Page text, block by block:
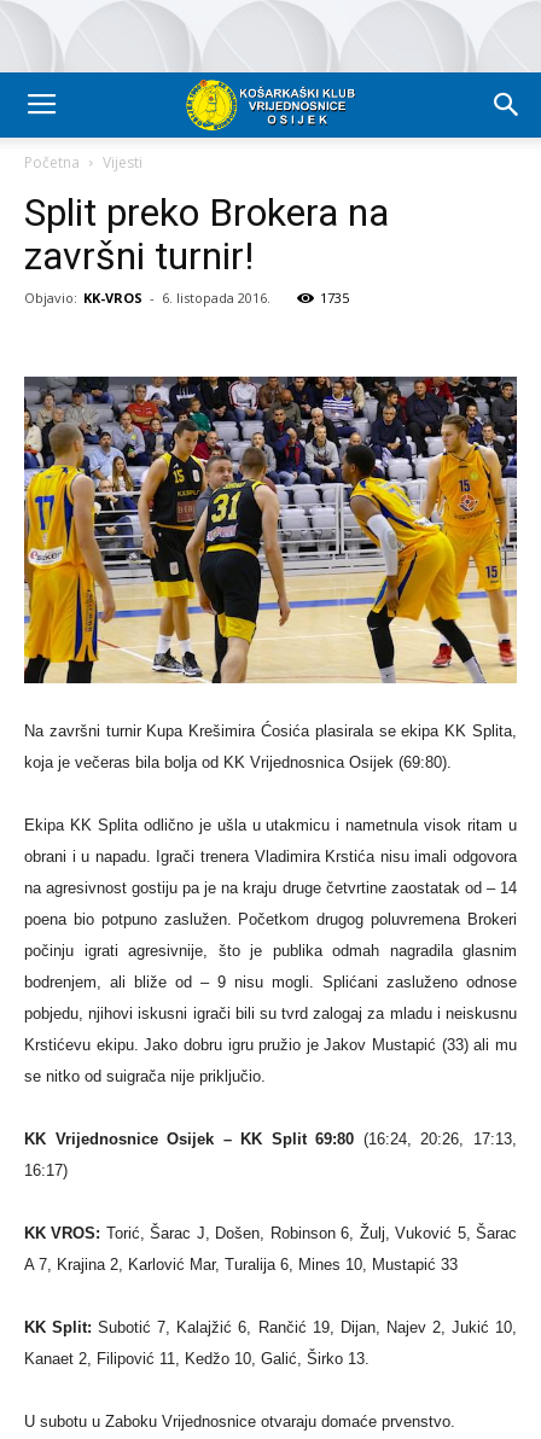
Početna Vijesti
Split preko Brokera na
završni turnir!
Objavio: KK-VROS - 6. listopada 2016. 1735
Na završni turnir Kupa Krešimira Ćosića plasirala se ekipa KK Splita,
koja je večeras bila bolja od KK Vrijednosnica Osijek (69:80).
Ekipa KK Splita odlično je ušla u utakmicu i nametnula visok ritam u
obrani i u napadu. Igrači trenera Vladimira Krstića nisu imali odgovora
na agresivnost gostiju pa je na kraju druge četvrtine zaostatak od – 14
poena bio potpuno zaslužen. Početkom drugog poluvremena Brokeri
počinju igrati agresivnije, što je publika odmah nagradila glasnim
bodrenjem, ali bliže od – 9 nisu mogli. Splićani zasluženo odnose
pobjedu, njihovi iskusni igrači bili su tvrd zalogaj za mladu i neiskusnu
Krstićevu ekipu. Jako dobru igru pružio je Jakov Mustapić (33) ali mu
se nitko od suigrača nije priključio.
KK Vrijednosnice Osijek – KK Split 69:80 (16:24, 20:26, 17:13,
16:17)
KK VROS: Torić, Šarac J, Došen, Robinson 6, Žulj, Vuković 5, Šarac
A 7, Krajina 2, Karlović Mar, Turalija 6, Mines 10, Mustapić 33
KK Split:Subotić 7, Kalajžić 6, Rančić 19, Dijan, Najev 2, Jukić 10,
Kanaet 2, Filipović 11, Kedžo 10, Galić, Širko 13.
U subotu u Zaboku Vrijednosnice otvaraju domaće prvenstvo.